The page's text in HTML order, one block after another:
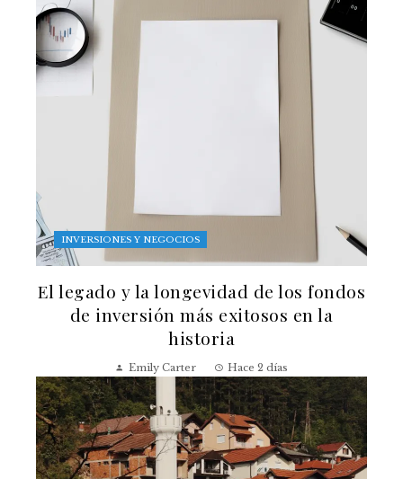
INVERSIONES Y NEGOCIOS
El legado y la longevidad de los fondos
de inversión más exitosos en la
historia
Emily Carter Hace 2 días